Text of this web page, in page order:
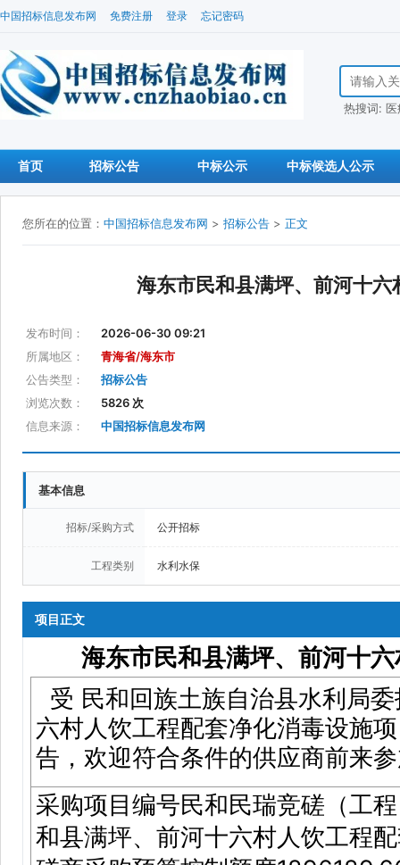
中国招标信息发布网 免费注册 登录 忘记密码
搜索招标信
热搜词:
首页 招标公告 中标公示 中标候选人公示
您所在的位置： 中国招标信息发布网 > 招标公告 > 正文
海东市民和县满坪、前河十
发布时间：
2026-06-30 09:21
所属地区：
青海省/海东市
公告类型：
招标公告
浏览次数：
5826 次
信息来源：
中国招标信息发布网
基本信息
招标/采购方式 公开招标
工程类别 水利水保
项目正文